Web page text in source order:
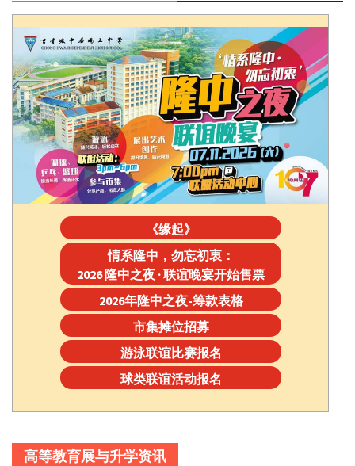
《缘起》
情系隆中，勿忘初衷：
2026 隆中之夜 · 联谊晚宴开始售票
2026年隆中之夜-筹款表格
市集摊位招募
游泳联谊比赛报名
球类联谊活动报名
高等教育展与升学资讯